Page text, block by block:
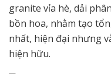
granite vỉa hè, dải
bồn hoa, nhằm tạo
nhất, hiện đại nhưng
hiện hữu.